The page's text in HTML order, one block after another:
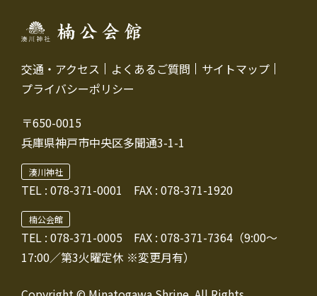
交通・アクセス よくあるご質問
サイトマップ
プライバシーポリシー
〒650-0015
兵庫県神戸市中央区多聞通3-1-1
湊川神社
TEL : 078-371-0001 FAX : 078-371-1920
楠公会館
TEL : 078-371-0005 FAX : 078-371-7364（9:00～
17:00／第3火曜定休 ※変更月有）